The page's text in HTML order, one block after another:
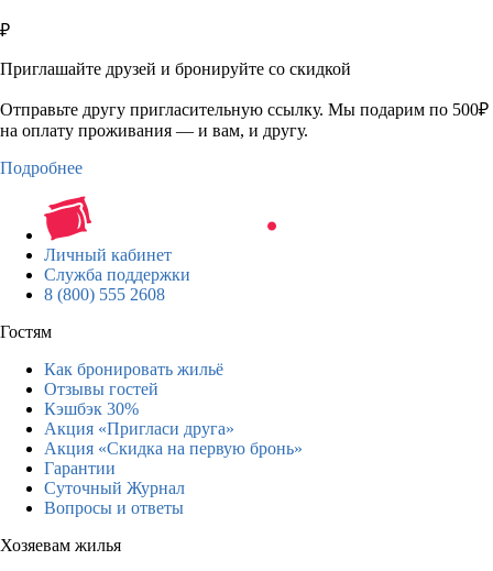
₽
Приглашайте друзей и бронируйте со скидкой
Отправьте другу пригласительную ссылку. Мы подарим по 500₽
на оплату проживания — и вам, и другу.
Подробнее
Личный кабинет
Служба поддержки
8 (800) 555 2608
Гостям
Как бронировать жильё
Отзывы гостей
Кэшбэк 30%
Акция «Пригласи друга»
Акция «Скидка на первую бронь»
Гарантии
Суточный Журнал
Вопросы и ответы
Хозяевам жилья